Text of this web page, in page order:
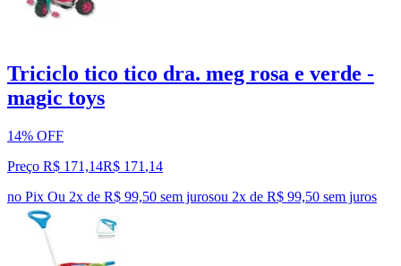
Triciclo tico tico dra. meg rosa e verde -
magic toys
14% OFF
Preço R$ 171,14R$ 171 ,14
no Pix Ou 2x de R$ 99,50 sem jurosou 2x de R$ 99,50 sem juros